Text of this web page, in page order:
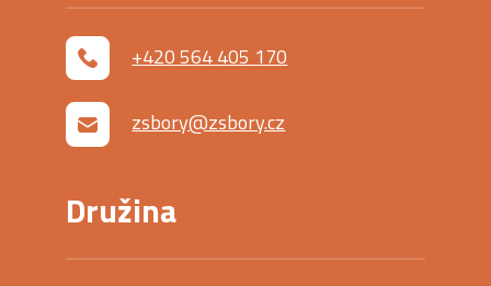
+420 564 405 170
zsbory@zsbory.cz
Družina